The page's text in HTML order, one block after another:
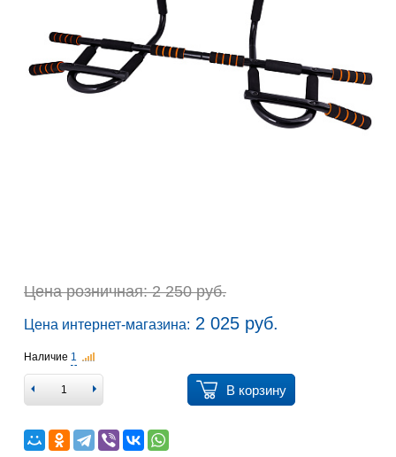
Цена розничная: 2 250 руб.
Цена интернет-магазина: 2 025 руб.
Наличие 1
В корзину